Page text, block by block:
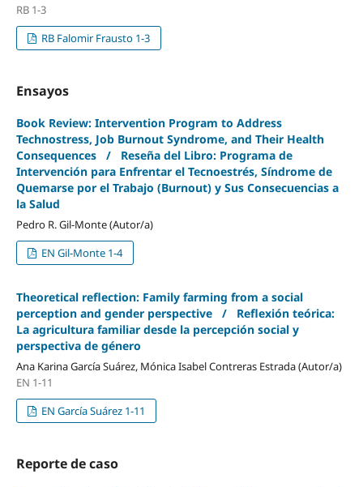
RB 1-3
RB Falomir Frausto 1-3
Ensayos
Book Review: Intervention Program to Address
Technostress, Job Burnout Syndrome, and Their Health
Consequences / Reseña del Libro: Programa de
Intervención para Enfrentar el Tecnoestrés, Síndrome de
Quemarse por el Trabajo (Burnout) y Sus Consecuencias a
la Salud
Pedro R. Gil-Monte (Autor/a)
EN Gil-Monte 1-4
Theoretical reflection: Family farming from a social
perception and gender perspective / Reflexión teórica:
La agricultura familiar desde la percepción social y
perspectiva de género
Ana Karina García Suárez, Mónica Isabel Contreras Estrada (Autor/a)
EN 1-11
EN García Suárez 1-11
Reporte de caso